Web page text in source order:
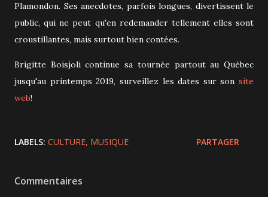
Plamondon. Ses anecdotes, parfois longues, divertissent le
public, qui ne peut qu'en redemander tellement elles sont
croustillantes, mais surtout bien contées.
Brigitte Boisjoli continue sa tournée partout au Québec
jusqu'au printemps 2019, surveillez les dates sur son site
web!
LABELS: CULTURE MUSIQUE PARTAGER
Commentaires